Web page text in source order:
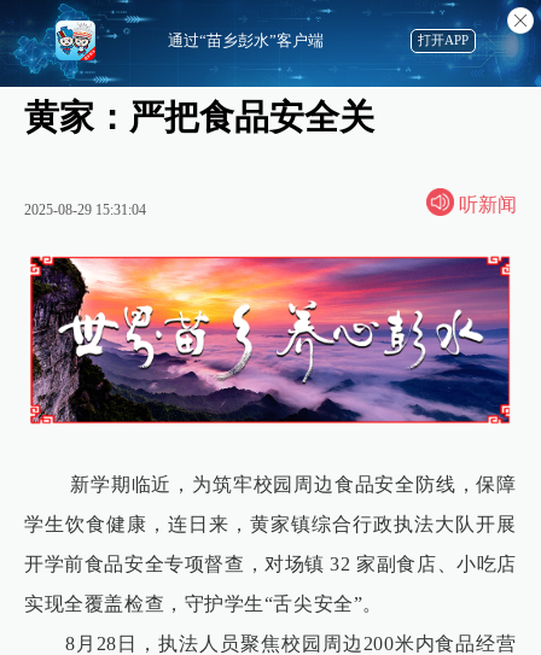
黄家：严把食品安全关
2025-08-29 15:31:04 听新闻
新学期临近，为筑牢校园周边食品安全防线，保障
学生饮食健康，连日来，黄家镇综合行政执法大队开展
开学前食品安全专项督查，对场镇 32 家副食店、小吃店
实现全覆盖检查，守护学生“舌尖安全”。
8月28日，执法人员聚焦校园周边200米内食品经营
通过“苗乡彭水”客户端 打开APP